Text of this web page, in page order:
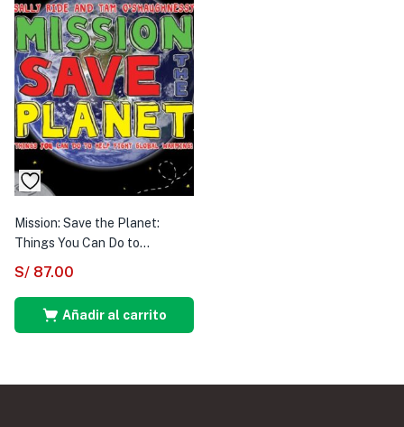
Mission: Save the Planet:
Things You Can Do to...
S/ 87.00
Añadir al carrito